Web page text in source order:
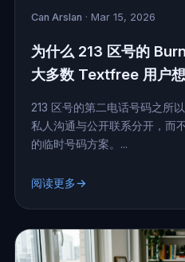
Can Arslan · Mar 15, 2026
为什么 213 区号的
大多数 Textfree 用户
213 区号的第二电话号码之所
私人沟通与公开联系分开，而
的临时号码方案。...
阅读更多→